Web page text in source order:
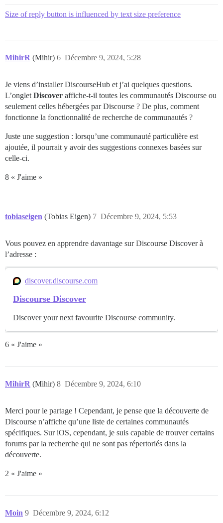
Size of reply button is influenced by text size preference
MihirR (Mihir) Décembre 9, 2024, 5:28
6
Je viens d’installer DiscourseHub et j’ai quelques questions.
L’ongletDiscover affiche-t-il toutes les communautés Discourse ou
seulement celles hébergées par Discourse ? De plus, comment
fonctionne la fonctionnalité de recherche de communautés ?
Juste une suggestion : lorsqu’une communauté particulière est
ajoutée, il pourrait y avoir des suggestions connexes basées sur
celle-ci.
8 « J'aime »
tobiaseigen (Tobias Eigen) Décembre 9, 2024, 5:53
7
Vous pouvez en apprendre davantage sur Discourse Discover à
l’adresse :
discover.discourse.com
Discourse Discover
Discover your next favourite Discourse community.
6 « J'aime »
MihirR (Mihir) Décembre 9, 2024, 6:10
8
Merci pour le partage ! Cependant, je pense que la découverte de
Discourse n’affiche qu’une liste de certaines communautés
spécifiques. Sur iOS, cependant, je suis capable de trouver certains
forums par la recherche qui ne sont pas répertoriés dans la
découverte.
2 « J'aime »
Moin Décembre 9, 2024, 6:12
9